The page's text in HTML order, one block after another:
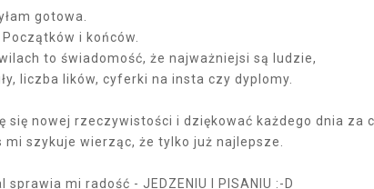
gotowa.
i końców.
to świadomość, że najważniejsi są ludzie,
liczba lików, cyferki na insta czy dyplomy.
się nowej rzeczywistości i dziękować każdego dnia za
szykuje wierząc, że tylko już najlepsze.
mi radość - JEDZENIU I PISANIU :-D